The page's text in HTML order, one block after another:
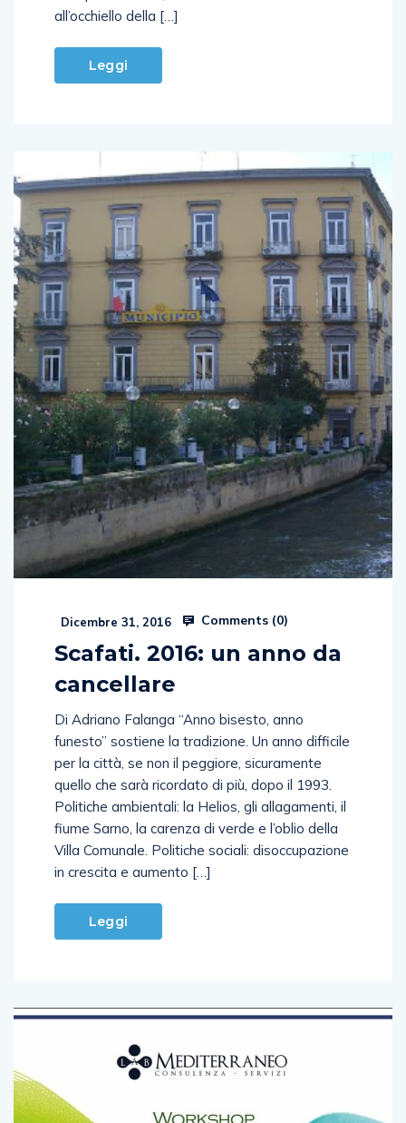
all’occhiello della […]
Leggi
Dicembre 31, 2016 Comments (0)
Scafati. 2016: un anno da
cancellare
Di Adriano Falanga “Anno bisesto, anno
funesto” sostiene la tradizione. Un anno difficile
per la città, se non il peggiore, sicuramente
quello che sarà ricordato di più, dopo il 1993.
Politiche ambientali: la Helios, gli allagamenti, il
fiume Sarno, la carenza di verde e l’oblio della
Villa Comunale. Politiche sociali: disoccupazione
in crescita e aumento […]
Leggi